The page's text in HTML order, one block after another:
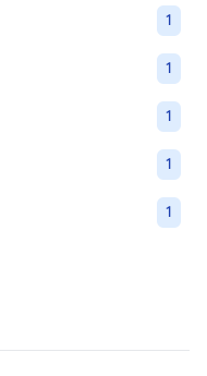
1
1
1
1
1